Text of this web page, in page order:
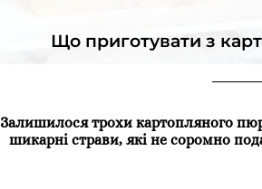
Що приготувати з
Залишилося трохи картопляного
шикарні страви, які не соромно